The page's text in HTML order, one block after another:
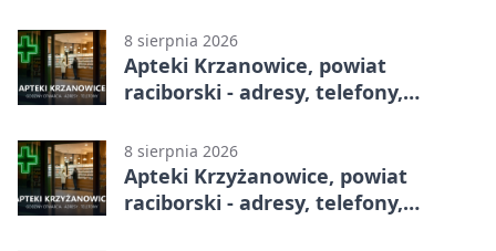
8 sierpnia 2026
Apteki Krzanowice, powiat
raciborski - adresy, telefony,
8 sierpnia 2026
Apteki Krzyżanowice, powiat
raciborski - adresy, telefony,